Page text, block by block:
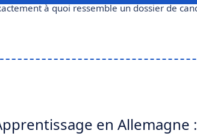
à quoi ressemble un dossier de
en Allemagne